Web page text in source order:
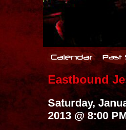
Eastbound
Saturday,
2013 @ 8:00